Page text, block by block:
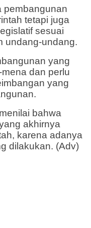
pembangunan
tetapi juga
sesuai
undang-undang.
yang
dan perlu
yang
bahwa
akhirnya
karena adanya
dilakukan. (Adv)